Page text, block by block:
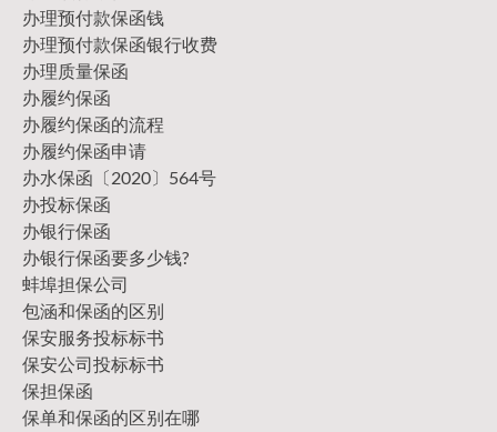
办理预付款保函钱
办理预付款保函银行收费
办理质量保函
办履约保函
办履约保函的流程
办履约保函申请
办水保函〔2020〕564号
办投标保函
办银行保函
办银行保函要多少钱?
蚌埠担保公司
包涵和保函的区别
保安服务投标标书
保安公司投标标书
保担保函
保单和保函的区别在哪